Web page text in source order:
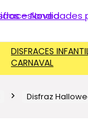
DISFRACES
CARNAVAL
Disfraz